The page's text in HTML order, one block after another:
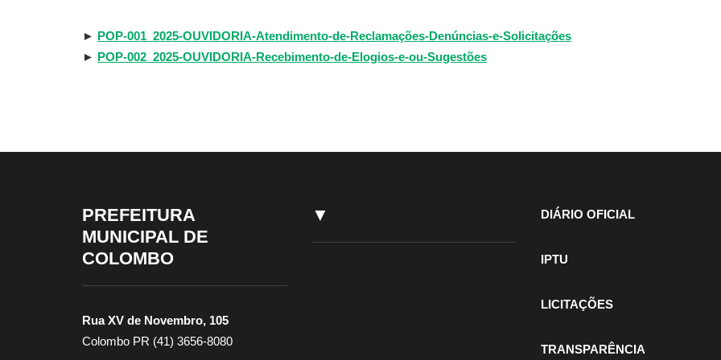
► POP-001_2025-OUVIDORIA-Atendimento-de-Reclamações-Denúncias-e-Solicitações
► POP-002_2025-OUVIDORIA-Recebimento-de-Elogios-e-ou-Sugestões
PREFEITURA
MUNICIPAL DE
COLOMBO
Rua XV de Novembro, 105
Colombo PR (41) 3656-8080
▼ DIÁRIO OFICIAL
IPTU
LICITAÇÕES
TRANSPARÊNCIA